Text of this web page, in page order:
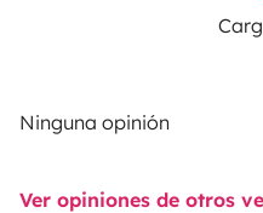
Ninguna opinión
Ver opiniones de otros